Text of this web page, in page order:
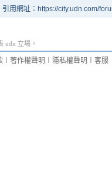
引用網址：https://city.udn.com/
udn 立場。
著作權聲明 隱私權聲明 客服